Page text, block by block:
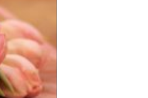
With
foliage and
it adds a
and
garden o...